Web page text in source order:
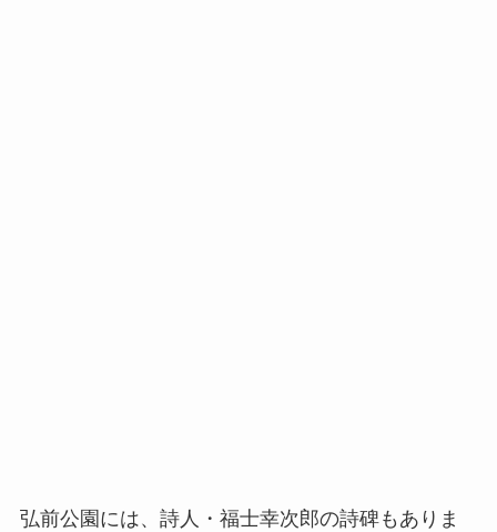
弘前公園には、詩人・福士幸次郎の詩碑もありま